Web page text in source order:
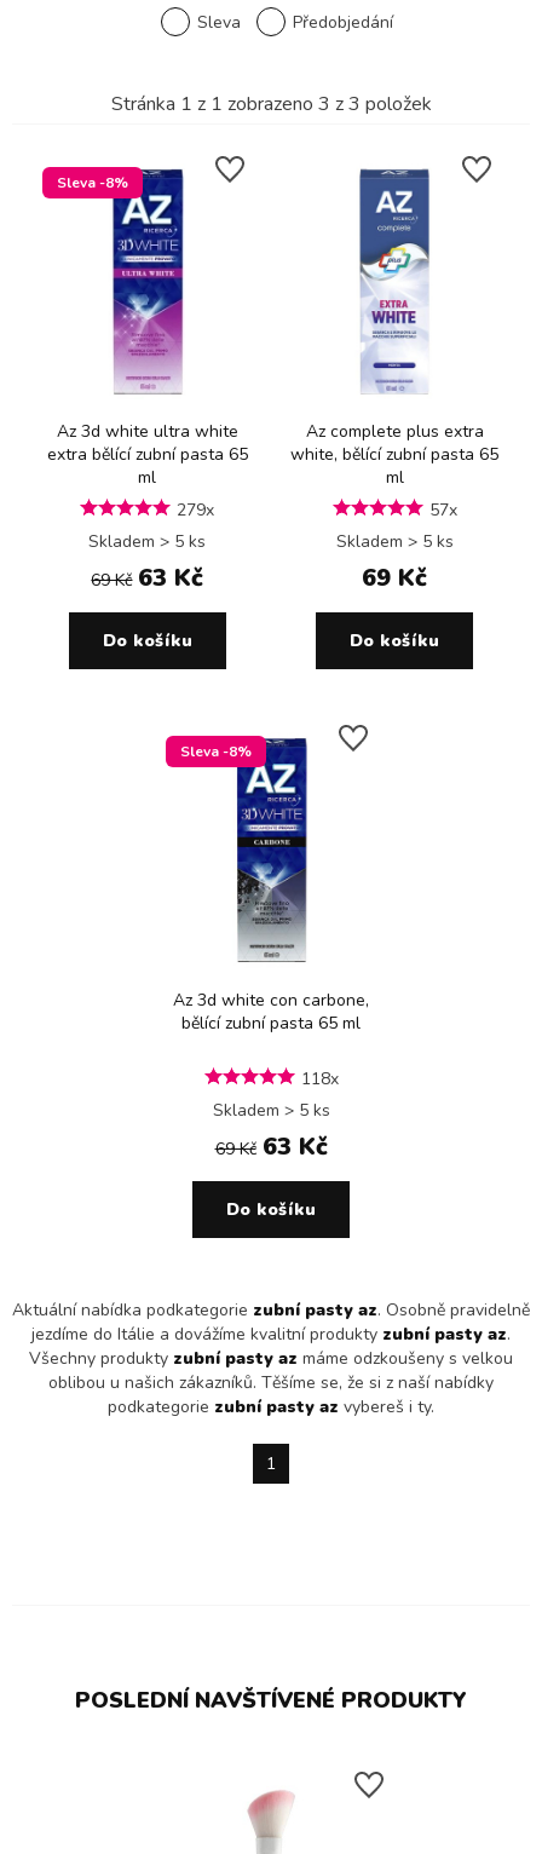
Sleva Předobjedání
Stránka 1 z 1 zobrazeno 3 z3 položek
Sleva -8%
Az 3d white ultra white
extra bělící zubní pasta 65
ml
279x
Skladem > 5 ks
69 Kč 63 Kč
Do košíku
Az complete plus extra
white, bělící zubní pasta 65
ml
57x
Skladem > 5 ks
69 Kč
Do košíku
Sleva -8%
Az 3d white con carbone,
bělící zubní pasta 65 ml
118x
Skladem > 5 ks
69 Kč 63 Kč
Do košíku
Aktuální nabídka podkategorie zubní pasty az. Osobně pravidelně
jezdíme do Itálie a dovážíme kvalitní produkty zubní pasty az.
Všechny produkty zubní pasty az máme odzkoušeny s velkou
oblibou u našich zákazníků. Těšíme se, že si z naší nabídky
podkategorie zubní pasty az vybereš i ty.
1
POSLEDNÍ NAVŠTÍVENÉ PRODUKTY